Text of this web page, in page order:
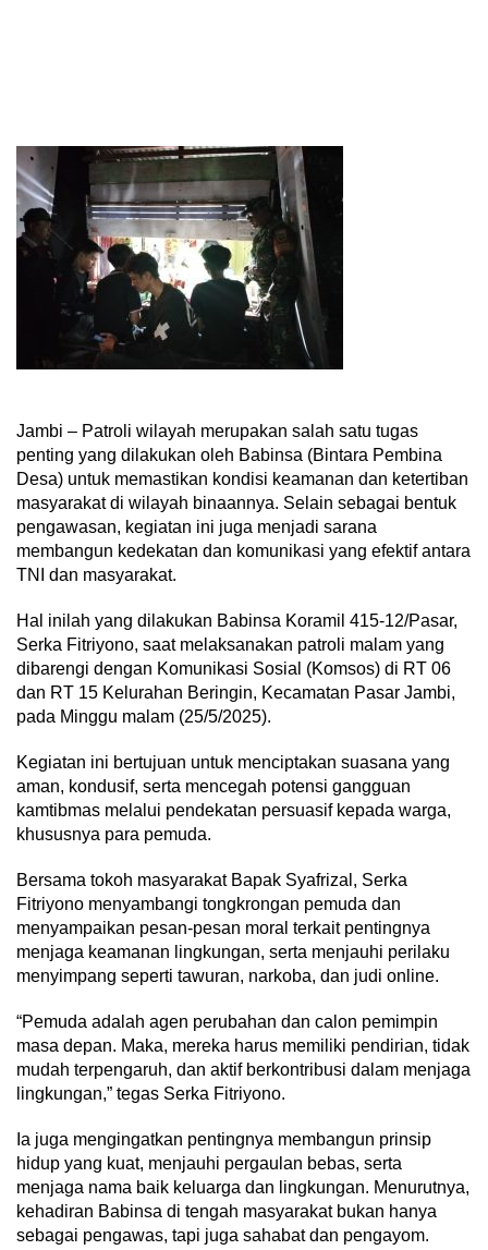
Jambi – Patroli wilayah merupakan salah satu tugas
penting yang dilakukan oleh Babinsa (Bintara Pembina
Desa) untuk memastikan kondisi keamanan dan ketertiban
masyarakat di wilayah binaannya. Selain sebagai bentuk
pengawasan, kegiatan ini juga menjadi sarana
membangun kedekatan dan komunikasi yang efektif antara
TNI dan masyarakat.
Hal inilah yang dilakukan Babinsa Koramil 415-12/Pasar,
Serka Fitriyono, saat melaksanakan patroli malam yang
dibarengi dengan Komunikasi Sosial (Komsos) di RT 06
dan RT 15 Kelurahan Beringin, Kecamatan Pasar Jambi,
pada Minggu malam (25/5/2025).
Kegiatan ini bertujuan untuk menciptakan suasana yang
aman, kondusif, serta mencegah potensi gangguan
kamtibmas melalui pendekatan persuasif kepada warga,
khususnya para pemuda.
Bersama tokoh masyarakat Bapak Syafrizal, Serka
Fitriyono menyambangi tongkrongan pemuda dan
menyampaikan pesan-pesan moral terkait pentingnya
menjaga keamanan lingkungan, serta menjauhi perilaku
menyimpang seperti tawuran, narkoba, dan judi online.
“Pemuda adalah agen perubahan dan calon pemimpin
masa depan. Maka, mereka harus memiliki pendirian, tidak
mudah terpengaruh, dan aktif berkontribusi dalam menjaga
lingkungan,” tegas Serka Fitriyono.
Ia juga mengingatkan pentingnya membangun prinsip
hidup yang kuat, menjauhi pergaulan bebas, serta
menjaga nama baik keluarga dan lingkungan. Menurutnya,
kehadiran Babinsa di tengah masyarakat bukan hanya
sebagai pengawas, tapi juga sahabat dan pengayom.